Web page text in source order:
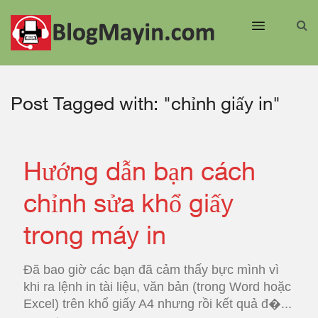
Post Tagged with: "chỉnh giấy in"
Hướng dẫn bạn cách
chỉnh sửa khổ giấy
trong máy in
Đã bao giờ các bạn đã cảm thấy bực mình vì
khi ra lệnh in tài liệu, văn bản (trong Word hoặc
Excel) trên khổ giấy A4 nhưng rồi kết quả đ�...